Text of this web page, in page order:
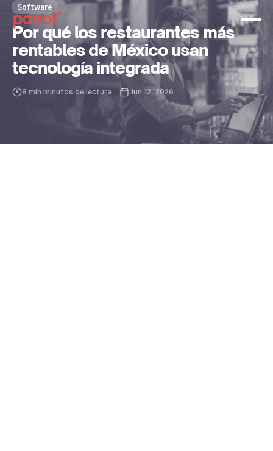
Software
Por qué los restaurantes más
rentables de México usan
tecnología integrada
8 min minutos de lectura Jun 12, 2026